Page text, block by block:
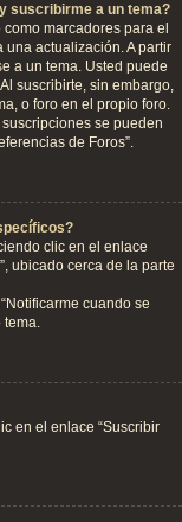
suscribirme a un tema?
marcadores para el
actualización. A partir
a un tema. Usted puede
suscribirte, sin embargo,
o foro en el propio foro.
se pueden
de Foros”.
clic en el enlace
ubicado cerca de la parte
cuando se
tema.
en el enlace “Suscribir